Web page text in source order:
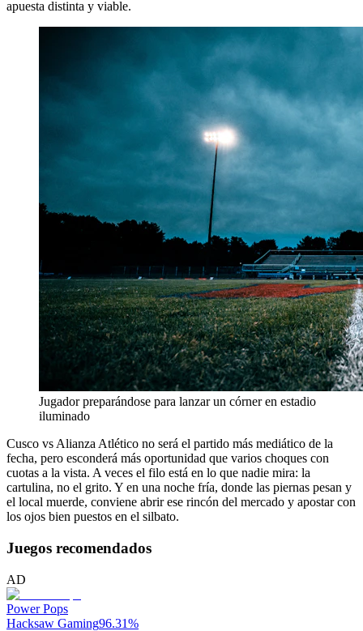
apuesta distinta y viable.
Jugador preparándose para lanzar un córner en estadio
iluminado
Cusco vs Alianza Atlético no será el partido más mediático de la
fecha, pero esconderá más oportunidad que varios choques con
cuotas a la vista. A veces el filo está en lo que nadie mira: la
cartulina, no el grito. Y en una noche fría, donde las piernas pesan y
el local muerde, conviene abrir ese rincón del mercado y apostar con
los ojos bien puestos en el silbato.
Juegos recomendados
AD
Power Pops
Hacksaw Gaming96.31%